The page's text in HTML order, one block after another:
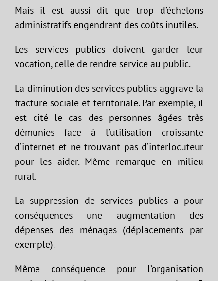
Mais il est aussi dit que trop d’échelons
administratifs engendrent des coûts inutiles.
Les services publics doivent garder leur
vocation, celle de rendre service au public.
La diminution des services publics aggrave la
fracture sociale et territoriale. Par exemple, il
est cité le cas des personnes âgées très
démunies face à l’utilisation croissante
d’internet et ne trouvant pas d’interlocuteur
pour les aider. Même remarque en milieu
rural.
La suppression de services publics a pour
conséquences une augmentation des
dépenses des ménages (déplacements par
exemple).
Même conséquence pour l’organisation